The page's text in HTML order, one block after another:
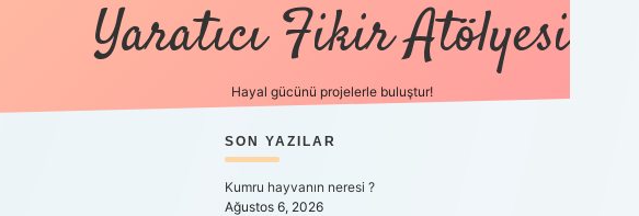
Yaratıcı Fikir Atölyesi
Hayal gücünü projelerle buluştur!
SIDEBAR
SON YAZILAR
Kumru hayvanın neresi ?
Ağustos 6, 2026